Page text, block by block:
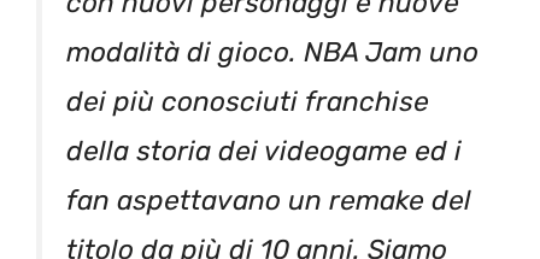
modalità di gioco. NBA Jam uno
dei più conosciuti franchise
della storia dei videogame ed i
fan aspettavano un remake del
titolo da più di 10 anni. Siamo